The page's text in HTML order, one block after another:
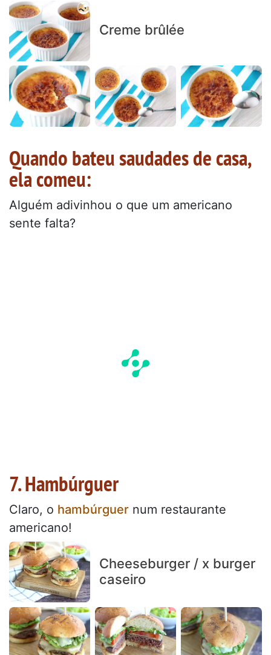
Creme brûlée
Quando bateu saudades de casa,
ela comeu:
Alguém adivinhou o que um americano
sente falta?
7. Hambúrguer
Claro, o hambúrguer num restaurante
americano!
Cheeseburger / x burger
caseiro